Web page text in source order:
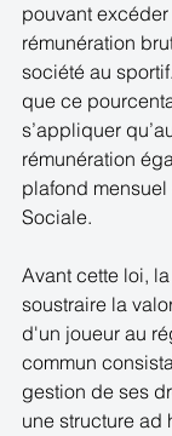
pouvant
rémunération
société au
que ce
s’appliquer
rémunération
plafond
Sociale.
Avant cette loi,
soustraire la
d'un joueur au
commun
gestion de ses
une structure ad